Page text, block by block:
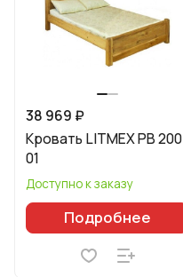
38 969 ₽
Кровать LITMEX PB 200
01
Доступно к заказу
Подробнее